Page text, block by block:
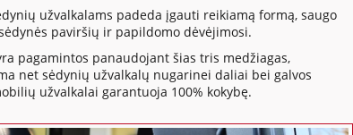
užvalkalams padeda įgauti reikiamą formą, saugo
paviršių ir papildomo dėvėjimosi.
pagamintos panaudojant šias tris medžiagas,
net sėdynių užvalkalų nugarinei daliai bei galvos
užvalkalai garantuoja 100% kokybę.